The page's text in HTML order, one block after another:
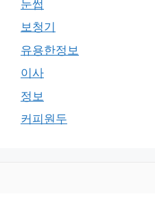
눈썹
보청기
유용한정보
이사
정보
커피원두